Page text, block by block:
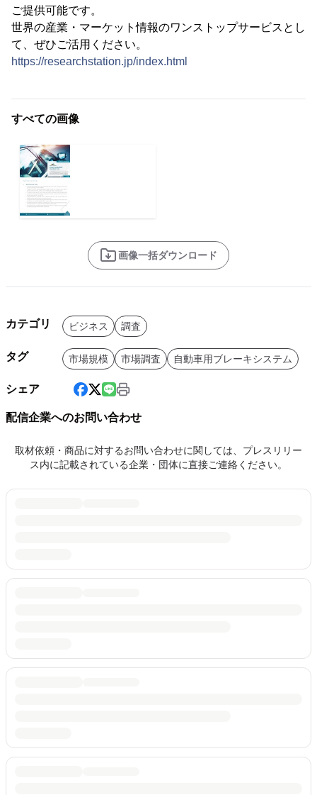
ご提供可能です。
世界の産業・マーケット情報のワンストップサービスとし
て、ぜひご活用ください。
https://researchstation.jp/index.html
すべての画像
画像一括ダウンロード
カテゴリ ビジネス 調査
タグ 市場規模 市場調査 自動車用ブレーキシステム
シェア
配信企業へのお問い合わせ
取材依頼・商品に対するお問い合わせに関しては、プレスリリー
ス内に記載されている企業・団体に直接ご連絡ください。